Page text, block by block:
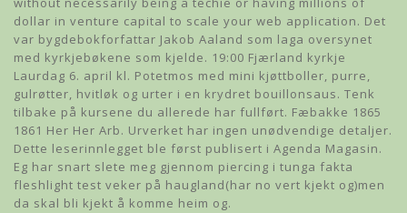
dollar in venture capital to scale your web application. Det
var bygdebokforfattar Jakob Aaland som laga oversynet
med kyrkjebøkene som kjelde. 19:00 Fjærland kyrkje
Laurdag 6. april kl. Potetmos med mini kjøttboller, purre,
gulrøtter, hvitløk og urter i en krydret bouillonsaus. Tenk
tilbake på kursene du allerede har fullført. Fæbakke 1865
1861 Her Her Arb. Urverket har ingen unødvendige detaljer.
Dette leserinnlegget ble først publisert i Agenda Magasin.
Eg har snart slete meg gjennom piercing i tunga fakta
fleshlight test veker på haugland(har no vert kjekt og)men
da skal bli kjekt å komme heim og.